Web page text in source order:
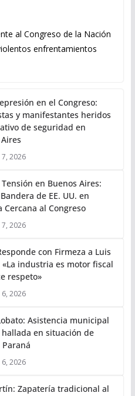
al Congreso de la Nación
enfrentamientos
en el Congreso:
y manifestantes heridos
de seguridad en
2026
Tensión en Buenos Aires:
de EE. UU. en
Cercana al Congreso
2026
con Firmeza a Luis
«La industria es motor fiscal
respeto»
2026
Asistencia municipal
en situación de
2026
Zapatería tradicional al